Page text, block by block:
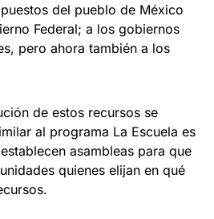
del pueblo de México
Federal; a los gobiernos
pero ahora también a los
de estos recursos se
al programa La Escuela es
asambleas para que
quienes elijan en qué